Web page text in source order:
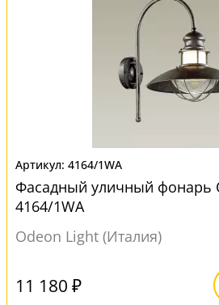
4164/1WA
Фасадный уличный фонарь
4164/1WA
Odeon Light (Италия)
11 180 ₽